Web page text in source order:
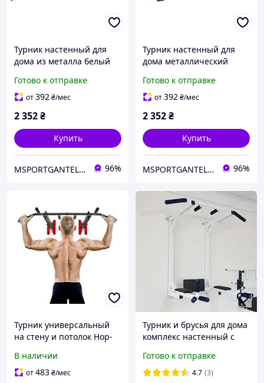
Турник настенный для
дома из металла белый
укрепления рук и спины
до 130 кг
Готово к отправке
от392₴/мес
2 352₴
Купить
MSPORTGANTELI - інтернет магазин спортивних товарів 96%
Турник настенный для
дома металлический
укрепления рук и спины
Готово к отправке
от392₴/мес
2 352₴
Купить
MSPORTGANTELI - інтернет магазин спортивних товарів 96%
Турник универсальный
на стену и потолок Hop-
для дома Турник для
подтягивания
В наличии
от483₴/мес
Турник и брусья для дома
комплекс настенный с
турником и прессом
турники и брусья, белый
Готово к отправке
4.7 (3)